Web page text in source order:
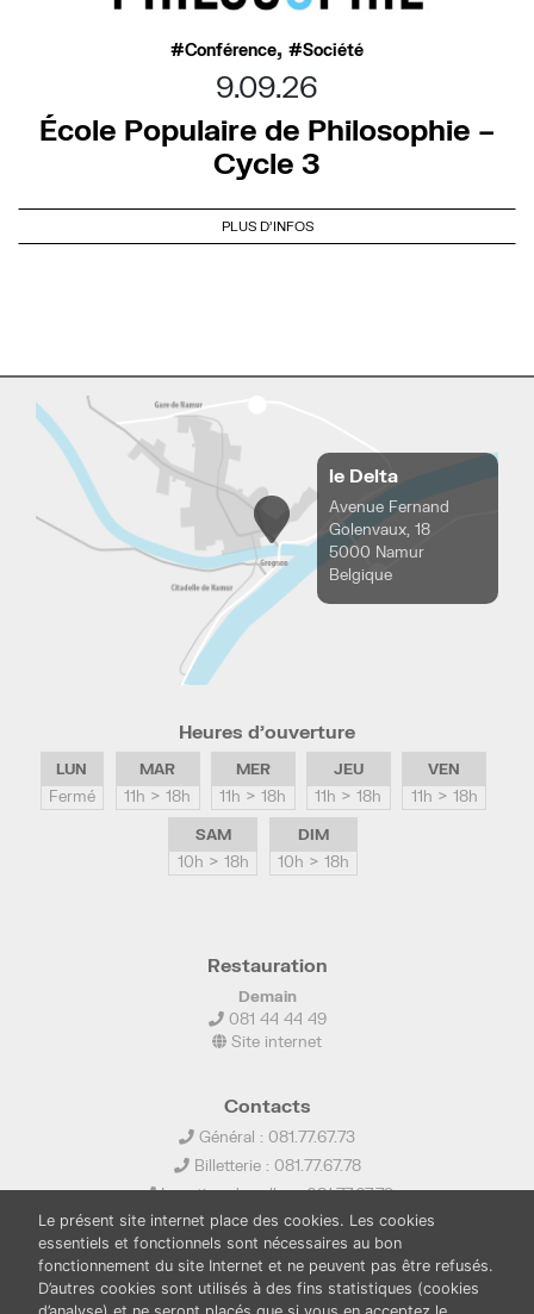
Conférence, Société
9.09.26
École Populaire de Philosophie –
Cycle 3
PLUS D'INFOS
le Delta
Avenue Fernand
Golenvaux, 18
5000 Namur
Belgique
Heures d’ouverture
LUN
Fermé
MAR
11h > 18h
MER
11h > 18h
JEU
11h > 18h
VEN
11h > 18h
SAM
10h > 18h
DIM
10h > 18h
Restauration
Demain
081 44 44 49
Site internet
Contacts
Général : 081.77.67.73
Billetterie : 081.77.67.78
Location de salles : 081.77.67.79
info@ledelta.be
Le présent site internet place des cookies. Les cookies
essentiels et fonctionnels sont nécessaires au bon
fonctionnement du site Internet et ne peuvent pas être refusés.
D’autres cookies sont utilisés à des fins statistiques (cookies